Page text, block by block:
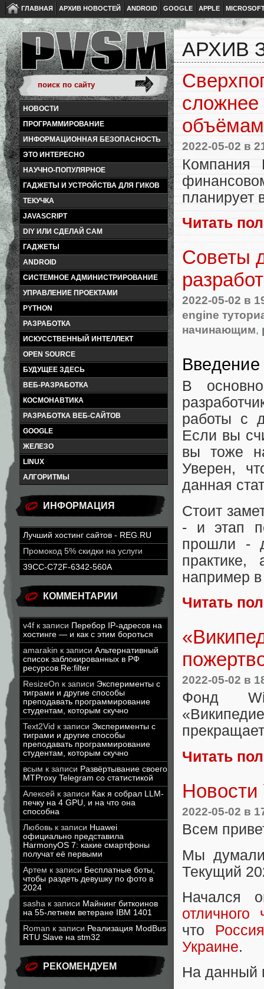
ГЛАВНАЯ АРХИВ НОВОСТЕЙ ANDROID GOOGLE APPLE
НОВОСТИ
ПРОГРАММИРОВАНИЕ
ИНФОРМАЦИОННАЯ БЕЗОПАСНОСТЬ
ЭТО ИНТЕРЕСНО
НАУЧНО-ПОПУЛЯРНОЕ
ГАДЖЕТЫ И УСТРОЙСТВА ДЛЯ ГИКОВ
ТЕКУЧКА
JAVASCRIPT
DIY ИЛИ СДЕЛАЙ САМ
ГАДЖЕТЫ
ANDROID
СИСТЕМНОЕ АДМИНИСТРИРОВАНИЕ
УПРАВЛЕНИЕ ПРОЕКТАМИ
PYTHON
РАЗРАБОТКА
ИСКУССТВЕННЫЙ ИНТЕЛЛЕКТ
OPEN SOURCE
БУДУЩЕЕ ЗДЕСЬ
ВЕБ-РАЗРАБОТКА
КОСМОНАВТИКА
РАЗРАБОТКА ВЕБ-САЙТОВ
GOOGLE
ЖЕЛЕЗО
LINUX
АЛГОРИТМЫ
ИНФОРМАЦИЯ
Лучший хостинг сайтов - REG.RU
Промокод 5% скидки на услуги
39CC-C72F-6342-560A
КОММЕНТАРИИ
v4f к записи Перебор IP-адресов на
хостинге — и как с этим бороться
amarakin к записи Альтернативный
список заблокированных в РФ
ресурсов Re:filter
ResizeOn к записи Эксперименты с
тиграми и другие способы
преподавать программирование
студентам, которым скучно
Text2Vid к записи Эксперименты с
тиграми и другие способы
преподавать программирование
студентам, которым скучно
всым к записи Развёртывание своего
MTProxy Telegram со статистикой
Алексей к записи Как я собрал LLM-
печку на 4 GPU, и на что она
способна
Любовь к записи Huawei
официально представила
HarmonyOS 7: какие смартфоны
получат её первыми
Артем к записи Бесплатные боты,
чтобы раздеть девушку по фото в
2024
sasha к записи Майнинг биткоинов
на 55-летнем ветеране IBM 1401
Roman к записи Реализация ModBus
RTU Slave на stm32
РЕКОМЕНДУЕМ
АРХИВ
сложнее
2022-05-02 в
Компания
планирует
Читать
Советы
2022-05-02 в
engine
начинающим,
Введение
В
работы с
Если вы
вы тоже
Уверен,
данная
Стоит
- и этап
прошли -
например
Читать
2022-05-02 в
Фонд
Читать
Новости
2022-05-02 в
Всем
Мы
Текущий
что
Украине.
На данный